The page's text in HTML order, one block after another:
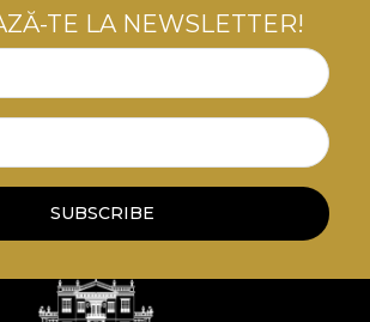
TE LA NEWSLETTER!
SUBSCRIBE